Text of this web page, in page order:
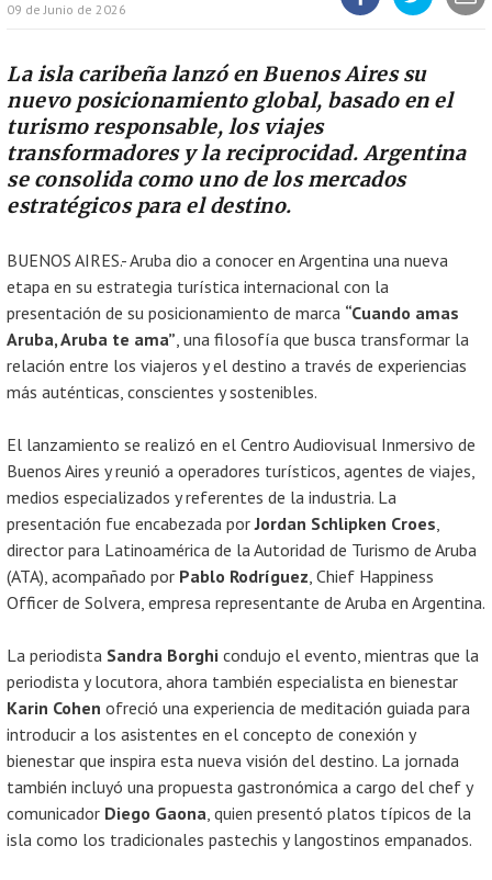
09 de Junio de 2026
Facebook
La isla caribeña lanzó en Buenos Aires su
nuevo posicionamiento global, basado en el
turismo responsable, los viajes
transformadores y la reciprocidad. Argentina
se consolida como uno de los mercados
estratégicos para el destino.
BUENOS AIRES.- Aruba dio a conocer en Argentina una nueva
etapa en su estrategia turística internacional con la
presentación de su posicionamiento de marca “Cuando amas
Aruba, Aruba te ama”, una filosofía que busca transformar la
relación entre los viajeros y el destino a través de experiencias
más auténticas, conscientes y sostenibles.
El lanzamiento se realizó en el Centro Audiovisual Inmersivo de
Buenos Aires y reunió a operadores turísticos, agentes de viajes,
medios especializados y referentes de la industria. La
presentación fue encabezada porJordan Schlipken Croes,
director para Latinoamérica de la Autoridad de Turismo de Aruba
(ATA), acompañado por Pablo Rodríguez, Chief Happiness
Officer de Solvera, empresa representante de Aruba en Argentina.
La periodista Sandra Borghi condujo el evento, mientras que la
periodista y locutora, ahora también especialista en bienestar
Karin Cohen ofreció una experiencia de meditación guiada para
introducir a los asistentes en el concepto de conexión y
bienestar que inspira esta nueva visión del destino. La jornada
también incluyó una propuesta gastronómica a cargo del chef y
comunicador Diego Gaona, quien presentó platos típicos de la
isla como los tradicionales pastechis y langostinos empanados.